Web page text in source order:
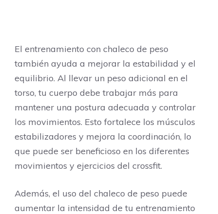
El entrenamiento con chaleco de peso
también ayuda a mejorar la estabilidad y el
equilibrio. Al llevar un peso adicional en el
torso, tu cuerpo debe trabajar más para
mantener una postura adecuada y controlar
los movimientos. Esto fortalece los músculos
estabilizadores y mejora la coordinación, lo
que puede ser beneficioso en los diferentes
movimientos y ejercicios del crossfit.
Además, el uso del chaleco de peso puede
aumentar la intensidad de tu entrenamiento